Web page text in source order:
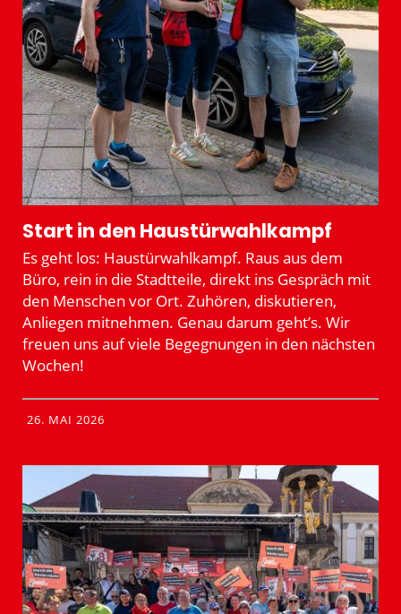
Start in den Haustür­wahl­kampf
Es geht los: Haustür­wahl­kampf. Raus aus dem
Büro, rein in die Stadt­teile, direkt ins Gespräch mit
den Menschen vor Ort. Zuhören, disku­tieren,
Anliegen mitnehmen. Genau darum geht’s. Wir
freuen uns auf viele Begeg­nungen in den nächsten
Wochen!
26. MAI 2026